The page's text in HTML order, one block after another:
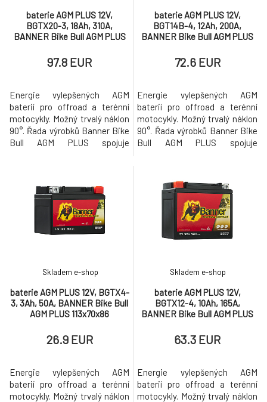
baterie AGM PLUS 12V,
BGTX20-3, 18Ah, 310A,
BANNER Bike Bull AGM PLUS
97.8 EUR
Energie vylepšených AGM
baterií pro offroad a terénní
motocykly. Možný trvalý náklon
90°. Řada výrobků Banner Bike
Bull AGM PLUS spojuje
spolehlivostí. Ideálně vhodné
pro enduro a terénní motocykly.
Bike Bull AGM PLUS je vysoce
vyspělá kvalitní baterie s skel
baterie AGM PLUS 12V,
BGT14B-4, 12Ah, 200A,
BANNER Bike Bull AGM PLUS
72.6 EUR
Energie vylepšených AGM
baterií pro offroad a terénní
motocykly. Možný trvalý náklon
90°. Řada výrobků Banner Bike
Bull AGM PLUS spojuje
komfortem a provozní
spolehlivostí. Ideálně vhodné
pro enduro a terénní motocykly.
Bike Bull AGM PLUS je vysoce
vyspělá kvalitní baterie s skel
baterie AGM PLUS 12V, BGTX4-
3, 3Ah, 50A, BANNER Bike Bull
AGM PLUS 113x70x86
Skladem e-shop
26.9 EUR
Energie vylepšených AGM
baterií pro offroad a terénní
motocykly. Možný trvalý náklon
baterie AGM PLUS 12V,
BGTX12-4, 10Ah, 165A,
BANNER Bike Bull AGM PLUS
Skladem e-shop
63.3 EUR
Energie vylepšených AGM
baterií pro offroad a terénní
motocykly. Možný trvalý náklon